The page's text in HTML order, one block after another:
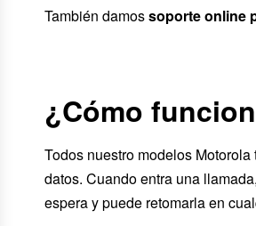
También damossoporte online
¿Cómo
Todos nuestro modelos
datos. Cuando entra una
espera y puede retomarla en